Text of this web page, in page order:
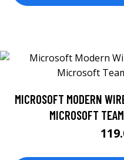
MICROSOFT MODERN
MICROSOFT